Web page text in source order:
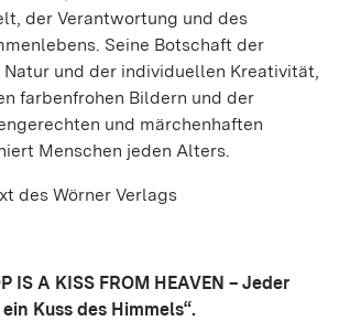
der Verantwortung und des
Seine Botschaft der
und der individuellen Kreativität,
farbenfrohen Bildern und der
und märchenhaften
Menschen jeden Alters.
des Wörner Verlags
IS A KISS FROM HEAVEN – Jeder
Kuss des Himmels“.